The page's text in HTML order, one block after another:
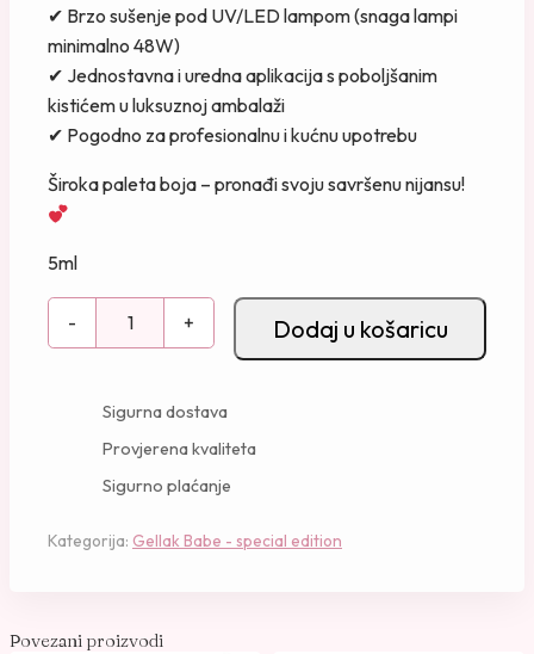
✔ Brzo sušenje pod UV/LED lampom (snaga lampi
minimalno 48W)
✔ Jednostavna i uredna aplikacija s poboljšanim
kistićem u luksuznoj ambalaži
✔ Pogodno za profesionalnu i kućnu upotrebu
Široka paleta boja – pronađi svoju savršenu nijansu!
5ml
-
e
5
o
+ Dodaj u košaricu
Sigurna dostava
Provjerena kvaliteta
Sigurno plaćanje
Kategorija: Gellak Babe - special edition
Povezani proizvodi